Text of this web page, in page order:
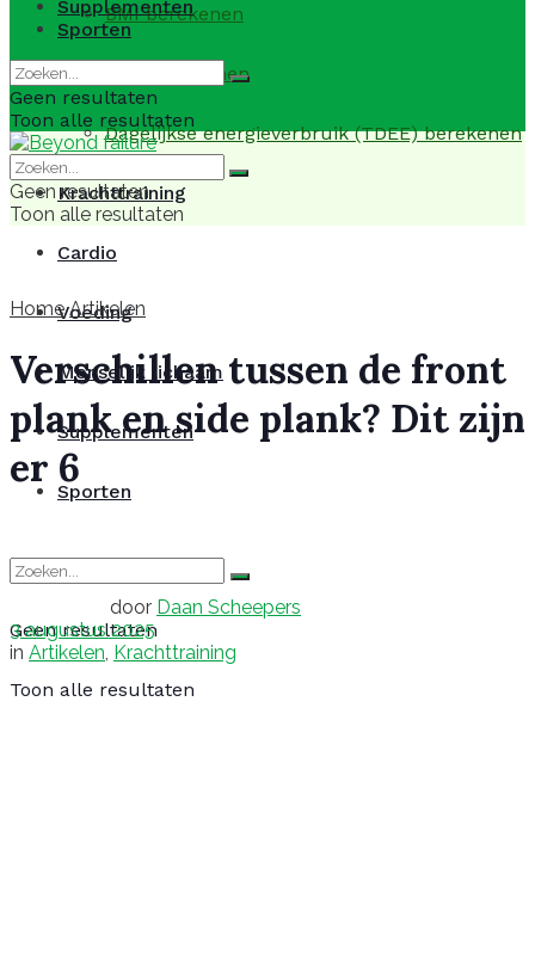
BMI berekenen
BMR berekenen
Dagelijkse energieverbruik (TDEE) berekenen
Krachttraining
Cardio
Voeding
Menselijk lichaam
Supplementen
Sporten
Geen resultaten
Toon alle resultaten
Supplementen
Sporten
Geen resultaten
Toon alle resultaten
Geen resultaten
Toon alle resultaten
Home Artikelen
Verschillen tussen de front
plank en side plank? Dit zijn
er 6
door Daan Scheepers
3 augustus 2025
in Artikelen, Krachttraining